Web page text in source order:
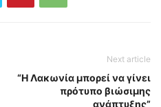
Next article
“Η Λακωνία μπορεί να γίνει
πρότυπο βιώσιμης
ανάπτυξης”